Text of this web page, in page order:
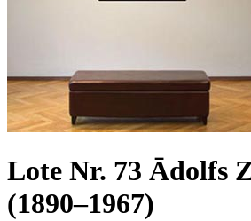
Lote Nr. 73 Ādolfs
(1890–1967)